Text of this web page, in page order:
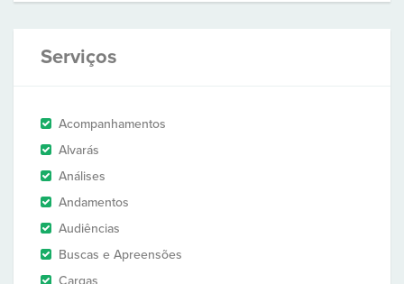
Serviços
Acompanhamentos
Alvarás
Análises
Andamentos
Audiências
Buscas e Apreensões
Cargas